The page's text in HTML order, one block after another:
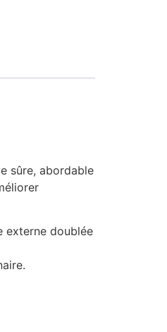
sûre, abordable
externe doublée